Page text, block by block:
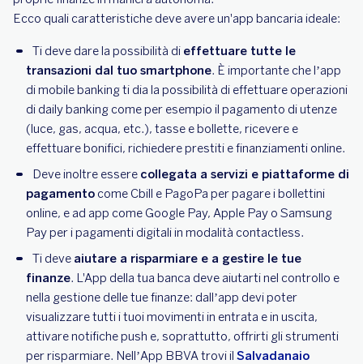
Ecco quali caratteristiche deve avere un'app bancaria ideale:
Ti deve dare la possibilità di effettuare tutte le
transazioni dal tuo smartphone. È importante che l’app
di mobile banking ti dia la possibilità di effettuare operazioni
di daily banking come per esempio il pagamento di utenze
(luce, gas, acqua, etc.), tasse e bollette, ricevere e
effettuare bonifici, richiedere prestiti e finanziamenti online.
Deve inoltre essere collegata a servizi e piattaforme di
pagamento come Cbill e PagoPa per pagare i bollettini
online, e ad app come Google Pay, Apple Pay o Samsung
Pay per i pagamenti digitali in modalità contactless.
Ti deve aiutare a risparmiare e a gestire le tue
finanze. L'App della tua banca deve aiutarti nel controllo e
nella gestione delle tue finanze: dall’app devi poter
visualizzare tutti i tuoi movimenti in entrata e in uscita,
attivare notifiche push e, soprattutto, offrirti gli strumenti
per risparmiare. Nell’App BBVA trovi il Salvadanaio